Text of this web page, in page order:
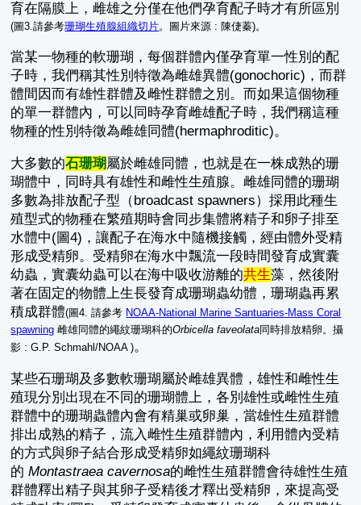
育在隔膜上，雌雄之分僅在他們孕育配子時才有所區別
(圖3.請參考珊瑚生殖腺組織切片。圖片來源 : 陳倢蓁)。
當某一物種的軟珊瑚，每個群體內僅孕育單一性別的配
子時，我們稱其性別特徵為雌雄異體(gonochoric)，而群
體間因而有雄性群體及雌性群體之別。而如果這個物種
的單一群體內，可以同時孕育雌雄配子時，我們稱這種
物種的性別特徵為雌雄同體(hermaphroditic)。
大多數的石珊瑚屬於雌雄同體，也就是在一株成熟的珊
瑚體中，同時具有雄性和雌性生殖腺。雌雄同體的珊瑚
多數為排放配子型（broadcast spawners）採用此種生
殖型式的物種在繁殖期時會同步集體將精子和卵子排至
水體中(圖4)，讓配子在海水中隨機接觸，經由體外受精
形成受精卵。受精卵在海水中飄流一段時間發育成實囊
幼蟲，實囊幼蟲可以在海中吸收游離的共生藻，然後附
著在固定的物體上生長發育成珊瑚蟲幼體，珊瑚蟲再累
積成群體(圖4. 請參考 NOAA-National Marine Santuaries-Mass Coral
spawning 雌雄同體的繩紋珊瑚科的Orbicella faveolata同時排放精卵。攝
影 : G.P. Schmahl/NOAA )。
某些石珊瑚及多數軟珊瑚屬於雌雄異體，雄性和雌性生
殖現分別出現在不同的珊瑚體上，各別雄性或雌性生殖
群體中的珊瑚蟲體內會有精巢或卵巢，當雄性生殖群體
排出成熟的精子，流入雌性生殖群體內，利用體內受精
的方式與卵子結合形成受精卵如繩紋珊瑚科
的Montastraea cavernosa的雌性生殖群體會待雄性生殖
群體釋出精子與其卵子受精後才釋出受精卵，來提高受